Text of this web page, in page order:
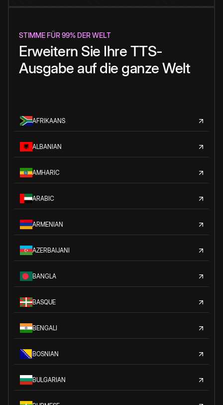
STIMME FÜR 99% DER WELT
Erweitern Sie Ihre TTS-
Ausgabe auf die ganze Welt
AFRIKAANS
ALBANIAN
AMHARIC
ARABIC
ARMENIAN
AZERBAIJANI
BANGLA
BASQUE
BENGALI
BOSNIAN
BULGARIAN